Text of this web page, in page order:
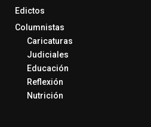
Edictos
Columnistas
Caricaturas
Judiciales
Educación
Reflexión
Nutrición